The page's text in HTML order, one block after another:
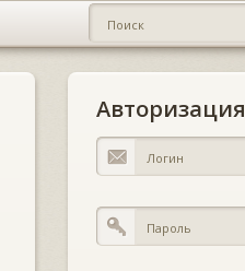
Авторизация